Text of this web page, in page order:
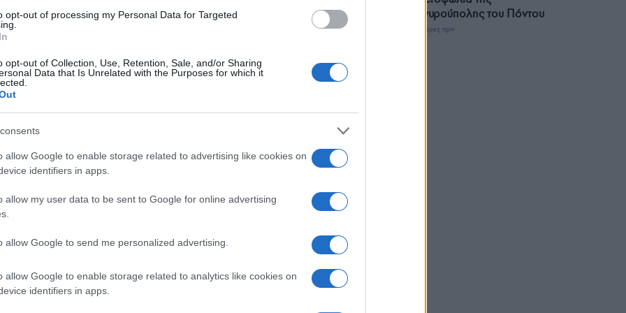
opt-out of processing my Personal Data for Targeted
opt-out of Collection, Use, Retention, Sale, and/or Sharing
Data that Is Unrelated with the Purposes for which it
allow Google to enable storage related to advertising like cookies on
identifiers in apps.
allow my user data to be sent to Google for online advertising
allow Google to send me personalized advertising.
allow Google to enable storage related to analytics like cookies on
identifiers in apps.
από άγνωστο
της
να πάτε στη
Σκόπια: Πέντε συλλήψεις για
ντερ Λάιεν σε
την
για να
Υπουργείο Εξωτερικών: Η
για το πραξικόπημα της 15ης
Αργυρούπολης του Πόντου
3 ώρες πριν